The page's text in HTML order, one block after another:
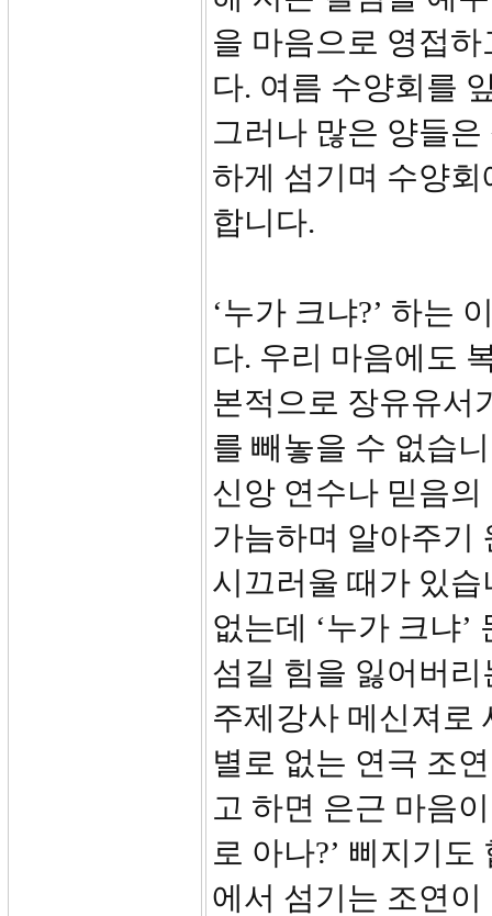
을 마음으로 영접
다. 여름 수양회를
그러나 많은 양들
하게 섬기며 수양
합니다.
‘누가 크냐?’ 하는
다. 우리 마음에도
본적으로 장유유서
를 빼놓을 수 없습
신앙 연수나 믿음
가늠하며 알아주기
시끄러울 때가 있
없는데 ‘누가 크냐
섬길 힘을 잃어버
주제강사 메신져로
별로 없는 연극 조
고 하면 은근 마음
로 아나?’ 삐지기
에서 섬기는 조연